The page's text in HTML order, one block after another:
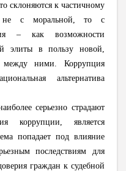
склоняются к частичному
не с моральной, то с
– как возможности
элиты в пользу новой,
между ними. Коррупция
альтернатива
серьезно страдают
коррупции, является
попадает под влияние
последствиям для
граждан к судебной